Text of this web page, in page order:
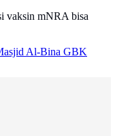
vaksin mNRA bisa
Al-Bina GBK